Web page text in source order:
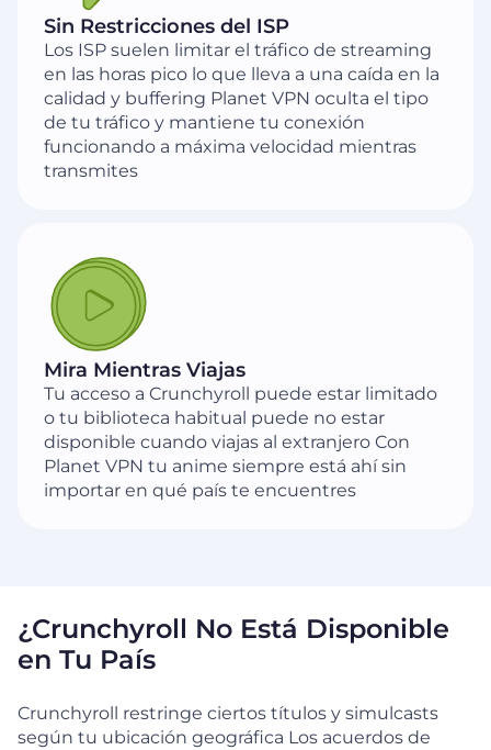
Sin Restricciones del ISP
Los ISP suelen limitar el tráfico de streaming
en las horas pico lo que lleva a una caída en la
calidad y buffering Planet VPN oculta el tipo
de tu tráfico y mantiene tu conexión
funcionando a máxima velocidad mientras
transmites
Mira Mientras Viajas
Tu acceso a Crunchyroll puede estar limitado
o tu biblioteca habitual puede no estar
disponible cuando viajas al extranjero Con
Planet VPN tu anime siempre está ahí sin
importar en qué país te encuentres
¿Crunchyroll No Está Disponible
en Tu País
Crunchyroll restringe ciertos títulos y simulcasts
según tu ubicación geográfica Los acuerdos de